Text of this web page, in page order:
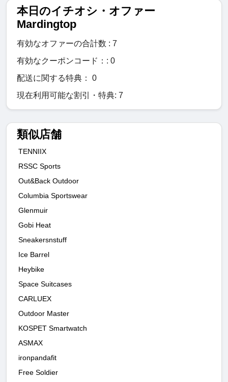
本日のイチオシ・オファー
Mardingtop
有効なオファーの合計数 : 7
有効なクーポンコード：: 0
配送に関する特典： 0
現在利用可能な割引・特典: 7
類似店舗
TENNIIX
RSSC Sports
Out&Back Outdoor
Columbia Sportswear
Glenmuir
Gobi Heat
Sneakersnstuff
Ice Barrel
Heybike
Space Suitcases
CARLUEX
Outdoor Master
KOSPET Smartwatch
ASMAX
ironpandafit
Free Soldier